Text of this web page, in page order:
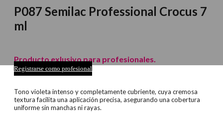
P087 Semilac Professional Crocus 7
ml
Producto exlusivo para profesionales.
Registrarse como profesional
Tono violeta intenso y completamente cubriente, cuya cremosa
textura facilita una aplicación precisa, asegurando una cobertura
uniforme sin manchas ni rayas.